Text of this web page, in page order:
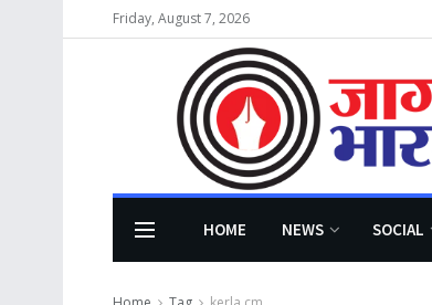
Friday, August 7, 2026
HOME NEWS SOCIAL